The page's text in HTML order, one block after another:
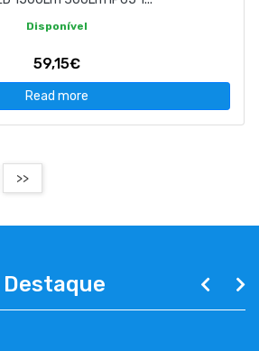
Disponível
59,15€
Read more
>>